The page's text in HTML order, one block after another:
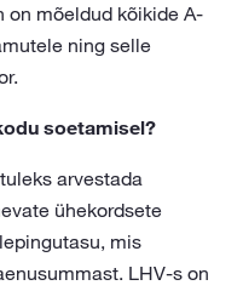
on mõeldud kõikide A-
ning selle
soetamisel?
arvestada
ühekordsete
mis
LHV-s on